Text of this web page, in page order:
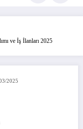
ve İş İlanları 2025
2025